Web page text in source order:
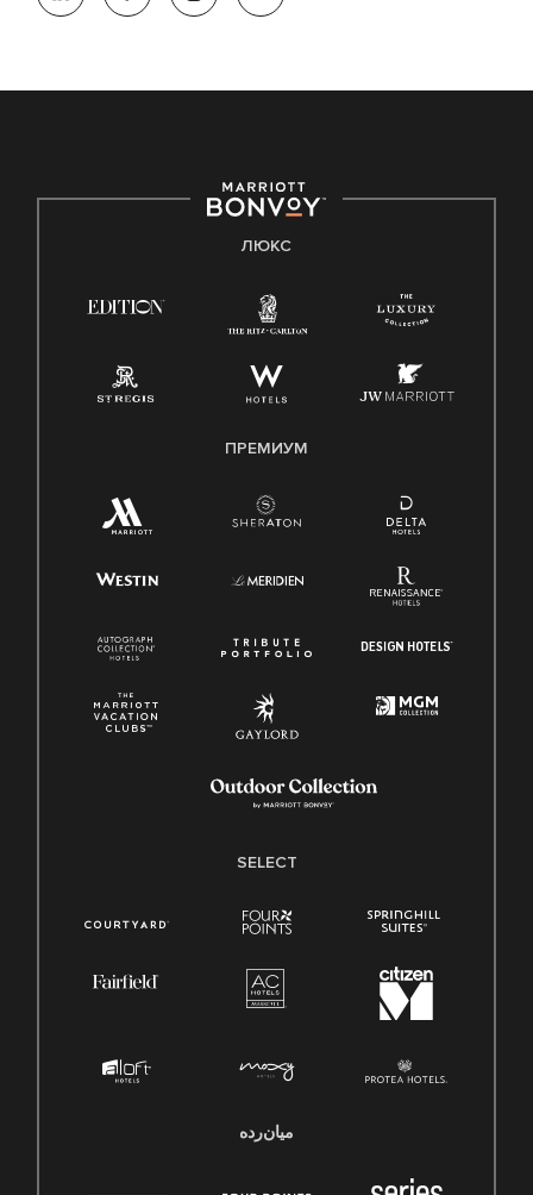
ЛЮКС
ПРЕМИУМ
SELECT
میان‌رده